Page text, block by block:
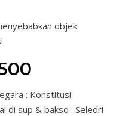
objek
: Konstitusi
di sup & bakso : Seledri